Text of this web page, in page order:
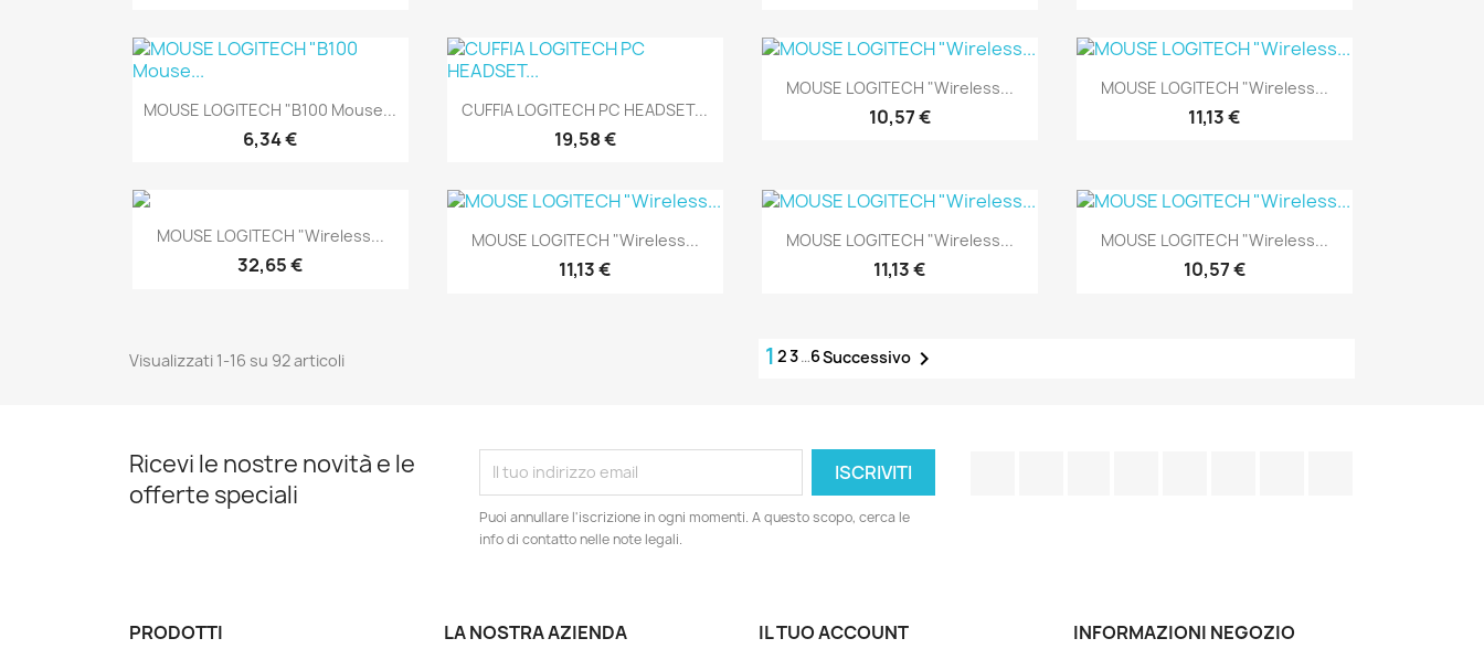
Anteprima
MOUSE LOGITECH "B100 Mouse...
6,34 €
Anteprima
CUFFIA LOGITECH PC HEADSET...
19,58 €
Anteprima
MOUSE LOGITECH "Wireless...
10,57 €
Anteprima
MOUSE LOGITECH "Wireless...
11,13 €
Anteprima
MOUSE LOGITECH "Wireless...
32,65 €
Anteprima
MOUSE LOGITECH "Wireless...
11,13 €
Anteprima
MOUSE LOGITECH "Wireless...
11,13 €
Anteprima
MOUSE LOGITECH "Wireless...
10,57 €
Visualizzati 1-16 su 92 articoli 1 23…6Successivo
Ricevi le nostre novità e le
offerte speciali
Puoi annullare l'iscrizione in ogni momenti. A questo scopo, cerca le
info di contatto nelle note legali.
PRODOTTI LA NOSTRA AZIENDA IL TUO ACCOUNT INFORMAZIONI NEGOZIO